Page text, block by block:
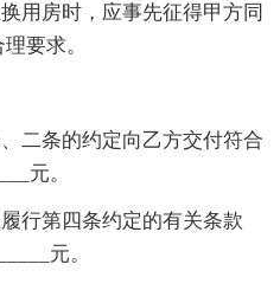
用房时，应事先征得甲方同
要求。
二条的约定向乙方交付符合
元。
行第四条约定的有关条款
元。